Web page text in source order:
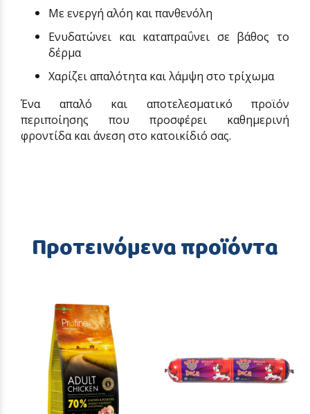
Με ενεργή αλόη και πανθενόλη
Ενυδατώνει και καταπραΰνει σε βάθος το
δέρμα
Χαρίζει απαλότητα και λάμψη στο τρίχωμα
Ένα απαλό και αποτελεσματικό προϊόν
περιποίησης που προσφέρει καθημερινή
φροντίδα και άνεση στο κατοικίδιό σας.
Προτεινόμενα προϊόντα